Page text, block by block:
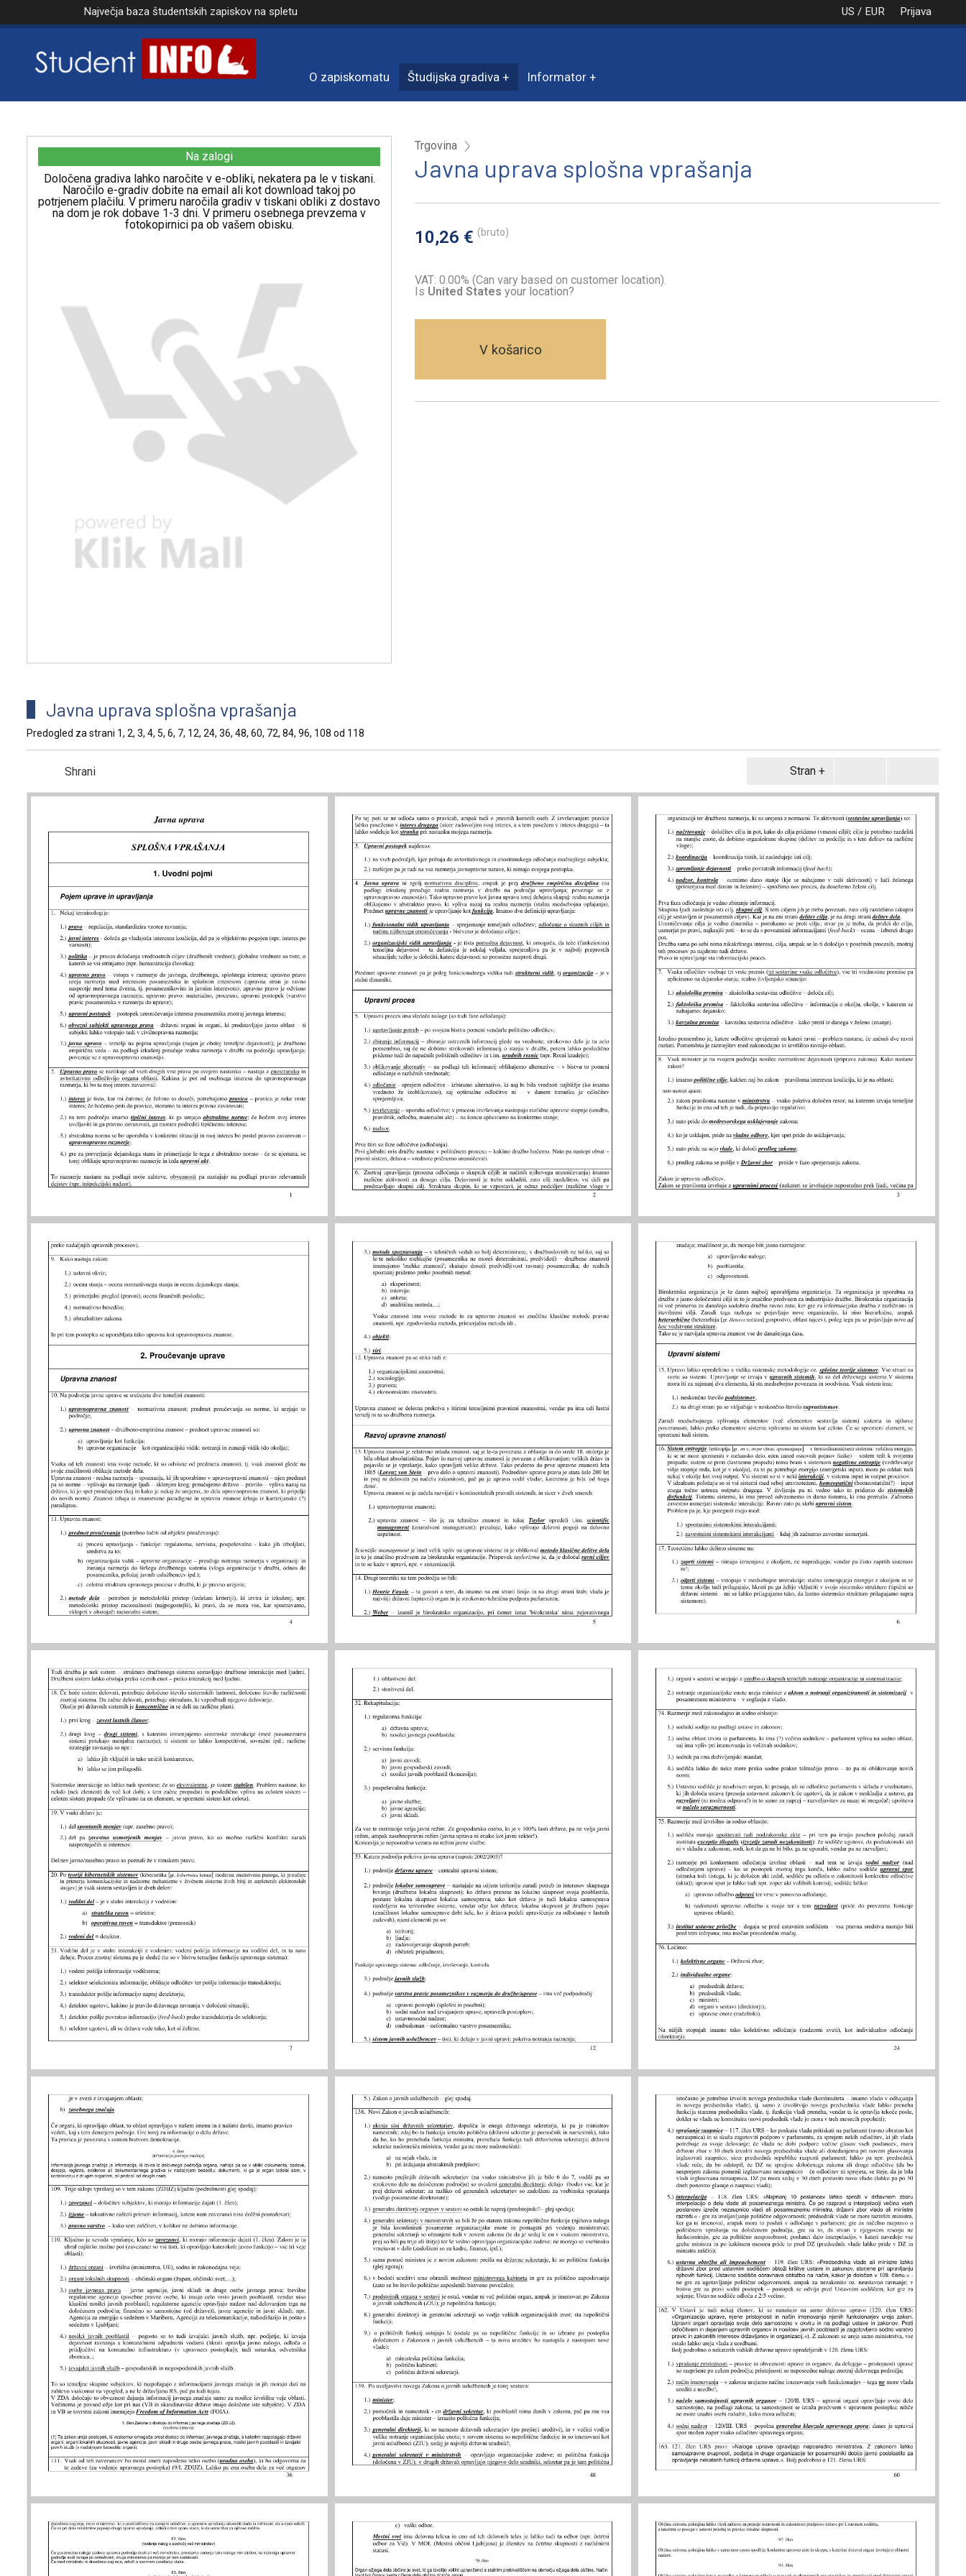
Prijava
US / EUR
Največja baza študentskih zapiskov na spletu
O zapiskomatu Študijska gradiva Informator
Na zalogi
Določena gradiva lahko naročite v e-obliki, nekatera pa le v tiskani.
Naročilo e-gradiv dobite na email ali kot download takoj po
potrjenem plačilu. V primeru naročila gradiv v tiskani obliki z dostavo
na dom je rok dobave 1-3 dni. V primeru osebnega prevzema v
fotokopirnici pa ob vašem obisku.
Trgovina
Javna uprava splošna vprašanja
10,26 € (bruto)
VAT: 0.00% (Can vary based on customer location).
Is United States your location?
V košarico
Javna uprava splošna vprašanja
Predogled za strani 1, 2, 3, 4, 5, 6, 7, 12, 24, 36, 48, 60, 72, 84, 96, 108 od 118
Stran
Shrani